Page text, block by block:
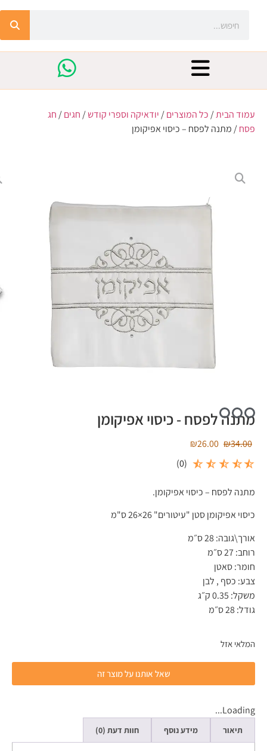
עמוד הבית/ כל המוצרים/ יודאיקה וספרי קודש/ חגים/ חג
פסח/ מתנה לפסח – כיסוי אפיקומן
מתנה לפסח - כיסוי אפיקומן
₪34.00
₪26.00
(
0
)
מתנה לפסח – כיסוי אפיקומן.
כיסוי אפיקומן סטן "עיטורים" 26×26 ס"מ
אורך\גובה: 28 ס״מ
רוחב: 27 ס״מ
חומר: סאטן
צבע: כסף , לבן
משקל: 0.35 ק״ג
גודל: 28 ס״מ
המלאי אזל
שאל אותנו על מוצר זה
Loading...
תיאור מידע נוסף חוות דעת (0)